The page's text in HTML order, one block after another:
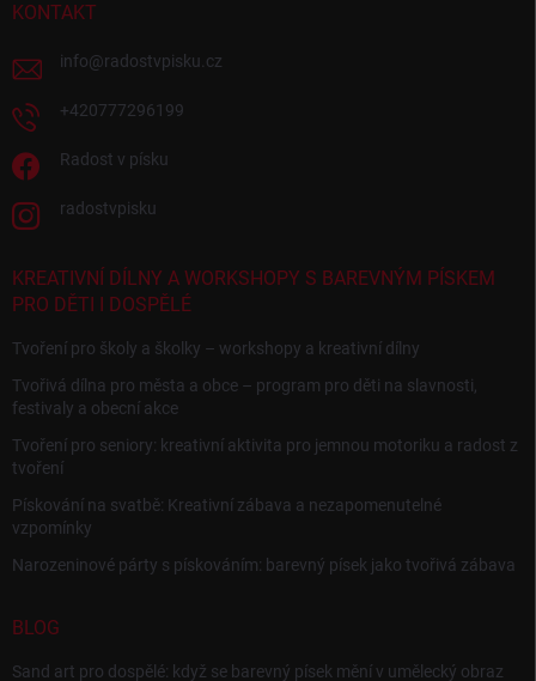
KONTAKT
info@radostvpisku.cz
+420777296199
Radost v písku
radostvpisku
KREATIVNÍ DÍLNY A WORKSHOPY S BAREVNÝM PÍSKEM
PRO DĚTI I DOSPĚLÉ
Tvoření pro školy a školky – workshopy a kreativní dílny
Tvořivá dílna pro města a obce – program pro děti na slavnosti,
festivaly a obecní akce
Tvoření pro seniory: kreativní aktivita pro jemnou motoriku a radost z
tvoření
Pískování na svatbě: Kreativní zábava a nezapomenutelné
vzpomínky
Narozeninové párty s pískováním: barevný písek jako tvořivá zábava
BLOG
Sand art pro dospělé: když se barevný písek mění v umělecký obraz